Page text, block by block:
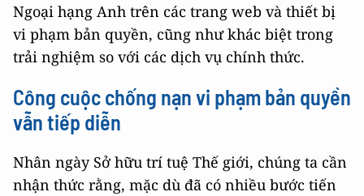
Ngoại hạng Anh trên các trang web và thiết bị
vi phạm bản quyền, cũng như khác biệt trong
trải nghiệm so với các dịch vụ chính thức.
Công cuộc chống nạn vi phạm bản quyền
vẫn tiếp diễn
Nhân ngày Sở hữu trí tuệ Thế giới, chúng ta cần
nhận thức rằng, mặc dù đã có nhiều bước tiến